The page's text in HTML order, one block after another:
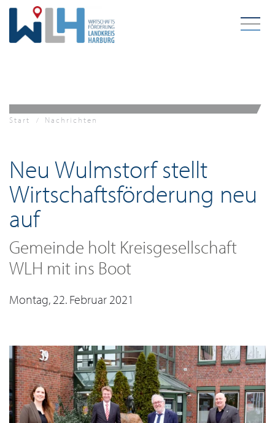
Zum Hauptinhalt springen
Start Nachrichten
Neu Wulmstorf stellt
Wirtschaftsförderung neu
auf
Gemeinde holt Kreisgesellschaft
WLH mit ins Boot
Montag, 22. Februar 2021